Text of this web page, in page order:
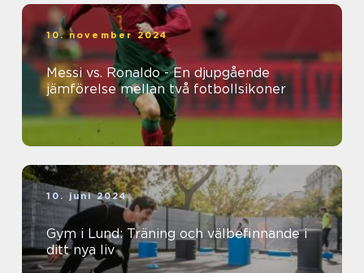
10. november 2024
Messi vs. Ronaldo - En djupgående
jämförelse mellan två fotbollsikoner
10. juni 2024
Gym i Lund: Träning och välbefinnande i
ditt nya liv